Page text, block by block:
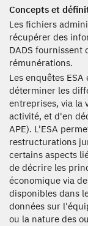
Concepts et
Les fichiers
récupérer des
DADS fournissent
rémunérations.
Les enquêtes
déterminer les
entreprises, via la
activité, et d'en
APE). L'ESA
restructurations
certains aspects
de décrire les
économique via
disponibles dans
données sur
ou la nature des